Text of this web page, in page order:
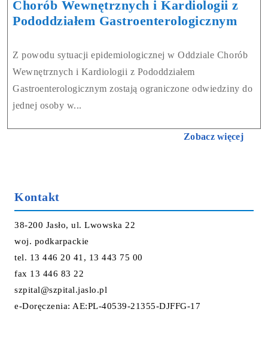
Chorób Wewnętrznych i Kardiologii z
Pododdziałem Gastroenterologicznym
Z powodu sytuacji epidemiologicznej w Oddziale Chorób
Wewnętrznych i Kardiologii z Pododdziałem
Gastroenterologicznym zostają ograniczone odwiedziny do
jednej osoby w...
Zobacz więcej
Kontakt
38-200 Jasło, ul. Lwowska 22
woj. podkarpackie
tel. 13 446 20 41, 13 443 75 00
fax 13 446 83 22
szpital@szpital.jaslo.pl
e-Doręczenia: AE:PL-40539-21355-DJFFG-17